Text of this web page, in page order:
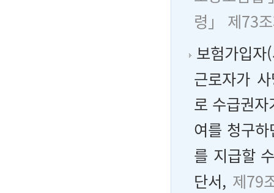
령」 제73조
보험가입
근로자가
로 수급권
여를 청구
를 지급할
단서, 제79